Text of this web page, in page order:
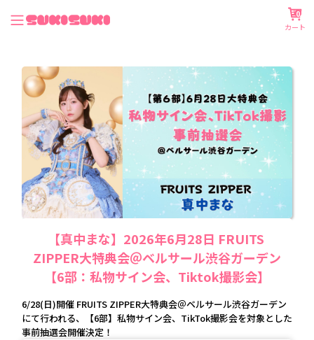
カート
0
【真中まな】2026年6月28日 FRUITS
ZIPPER大特典会＠ベルサール渋谷ガーデン
【6部：私物サイン会、Tiktok撮影会】
6/28(日)開催 FRUITS ZIPPER大特典会＠ベルサール渋谷ガーデン
にて行われる、【6部】私物サイン会、TikTok撮影会を対象とした
事前抽選会開催決定！